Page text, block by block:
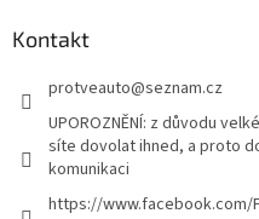
Kontakt
protveauto@seznam.cz
UPOROZNĚNÍ: z důvodu
síte dovolat ihned, a proto
komunikaci
https://www.facebook.com/